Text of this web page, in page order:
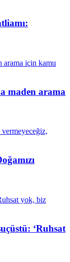
maden arama
‘Ruhsat